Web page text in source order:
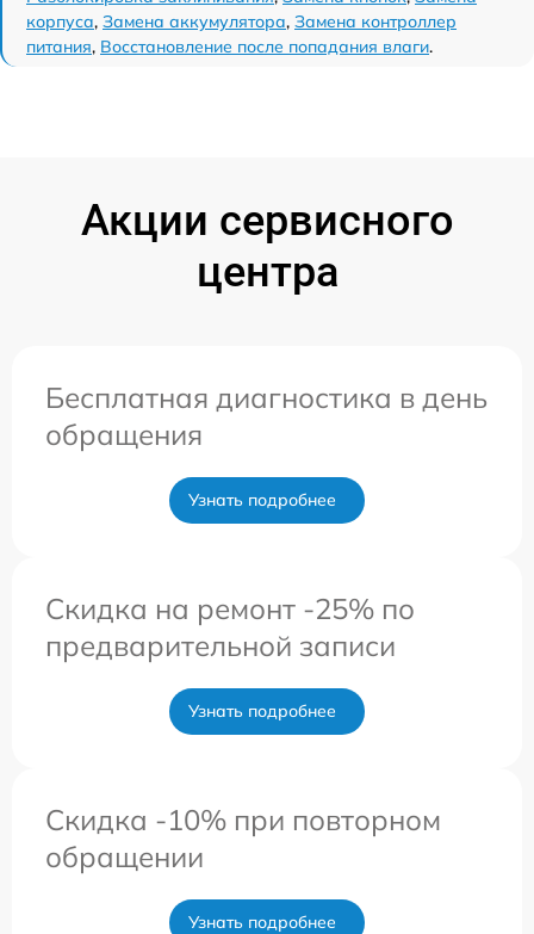
корпуса, Замена аккумулятора, Замена контроллер
питания, Восстановление после попадания влаги.
Акции сервисного
центра
Бесплатная диагностика в день
обращения
Узнать подробнее
Скидка на ремонт -25% по
предварительной записи
Узнать подробнее
Скидка -10% при повторном
обращении
Узнать подробнее